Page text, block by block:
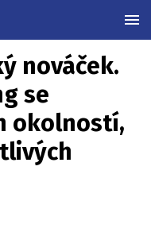
nováček.
se
okolností,